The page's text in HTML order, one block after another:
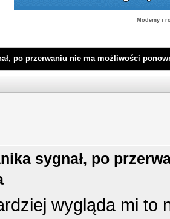
Modemy i
po przerwaniu nie ma możliwości
sygnał, po
wygląda mi to